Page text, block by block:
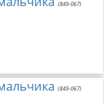
(849-067)
(849-067)